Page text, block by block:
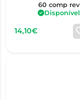
60 comp rev
Disponível
14,10€